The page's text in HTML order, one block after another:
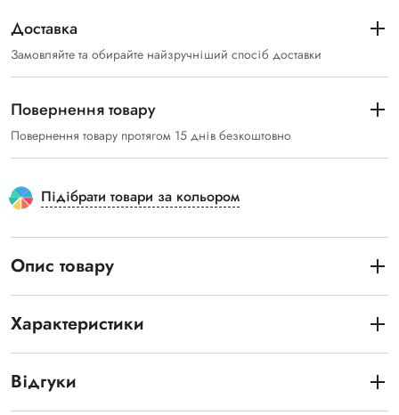
Доставка
Замовляйте та обирайте найзручніший спосіб доставки
Повернення товару
Повернення товару протягом 15 днів безкоштовно
Підібрати товари за кольором
Опис товару
Характеристики
Відгуки